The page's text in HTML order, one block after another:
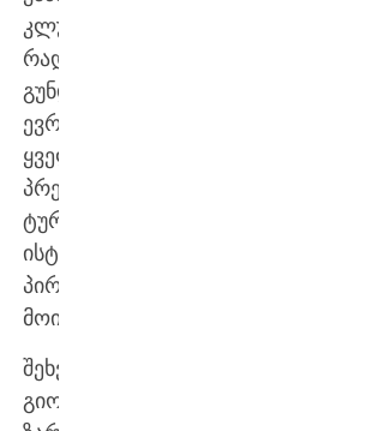
კლუბისთვის,
რადგან
გუნდმა
ევროპის
ყველაზე
პრესტიჟულ
ტურნირზე
ისტორიაში
პირველი
მოიპოვა.
შეხვედრაში
გიორგი